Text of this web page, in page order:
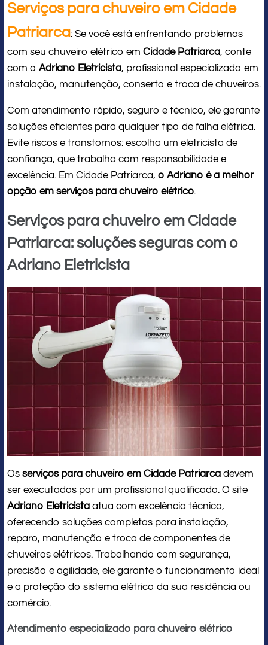
Serviços para chuveiro em Cidade
Patriarca: Se você está enfrentando problemas
com seu chuveiro elétrico em Cidade Patriarca, conte
com o Adriano Eletricista, profissional especializado em
instalação, manutenção, conserto e troca de chuveiros.
Com atendimento rápido, seguro e técnico, ele garante
soluções eficientes para qualquer tipo de falha elétrica.
Evite riscos e transtornos: escolha um eletricista de
confiança, que trabalha com responsabilidade e
excelência. Em Cidade Patriarca, o Adriano é a melhor
opção em serviços para chuveiro elétrico.
Serviços para chuveiro em Cidade
Patriarca: soluções seguras com o
Adriano Eletricista
Os serviços para chuveiro em Cidade Patriarca devem
ser executados por um profissional qualificado. O site
Adriano Eletricista atua com excelência técnica,
oferecendo soluções completas para instalação,
reparo, manutenção e troca de componentes de
chuveiros elétricos. Trabalhando com segurança,
precisão e agilidade, ele garante o funcionamento ideal
e a proteção do sistema elétrico da sua residência ou
comércio.
Atendimento especializado para chuveiro elétrico